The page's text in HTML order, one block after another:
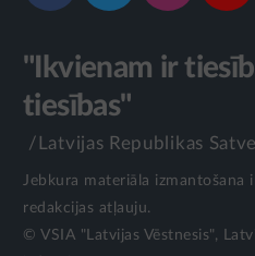
"Ikvienam ir
tiesības"
/Latvijas Republikas
Jebkura materiāla izmantošana
redakcijas atļauju.
© VSIA "Latvijas Vēstnesis",